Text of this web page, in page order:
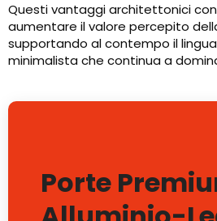
Questi vantaggi architettonici
aumentare il valore percepito
supportando al contempo il
minimalista che continua a
Porte